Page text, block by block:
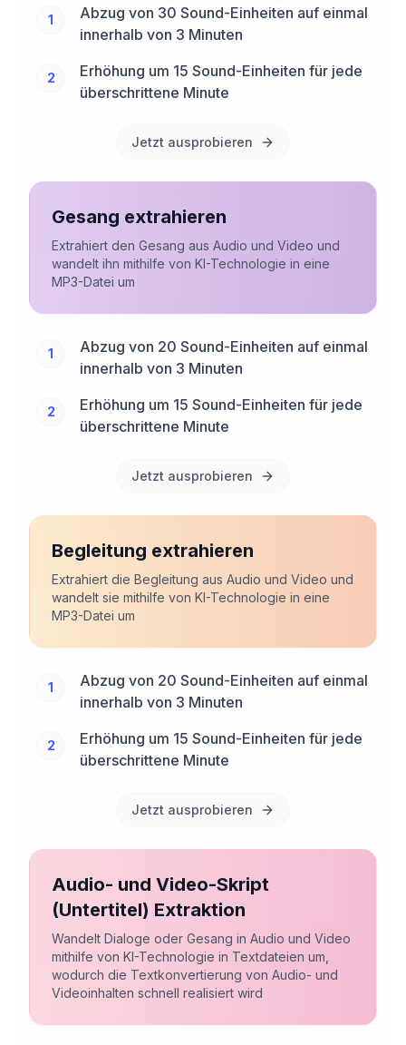
1
Abzug von 30 Sound-Einheiten auf einmal
innerhalb von 3 Minuten
2
Erhöhung um 15 Sound-Einheiten für jede
überschrittene Minute
Jetzt ausprobieren
Gesang extrahieren
Extrahiert den Gesang aus Audio und Video und
wandelt ihn mithilfe von KI-Technologie in eine
MP3-Datei um
1
Abzug von 20 Sound-Einheiten auf einmal
innerhalb von 3 Minuten
2
Erhöhung um 15 Sound-Einheiten für jede
überschrittene Minute
Jetzt ausprobieren
Begleitung extrahieren
Extrahiert die Begleitung aus Audio und Video und
wandelt sie mithilfe von KI-Technologie in eine
MP3-Datei um
1
Abzug von 20 Sound-Einheiten auf einmal
innerhalb von 3 Minuten
2
Erhöhung um 15 Sound-Einheiten für jede
überschrittene Minute
Jetzt ausprobieren
Audio- und Video-Skript
(Untertitel) Extraktion
Wandelt Dialoge oder Gesang in Audio und Video
mithilfe von KI-Technologie in Textdateien um,
wodurch die Textkonvertierung von Audio- und
Videoinhalten schnell realisiert wird